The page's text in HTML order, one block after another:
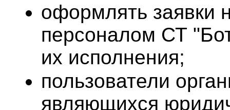
оформлять заявки
персоналом СТ
их исполнения;
пользователи
являющихся